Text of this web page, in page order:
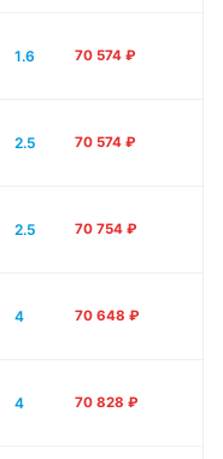
1.6 70 574 ₽
2.5 70 574 ₽
2.5 70 754 ₽
4 70 648 ₽
4 70 828 ₽